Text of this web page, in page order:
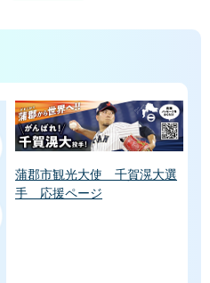
蒲郡市観光大使 千賀滉大選
手 応援ページ